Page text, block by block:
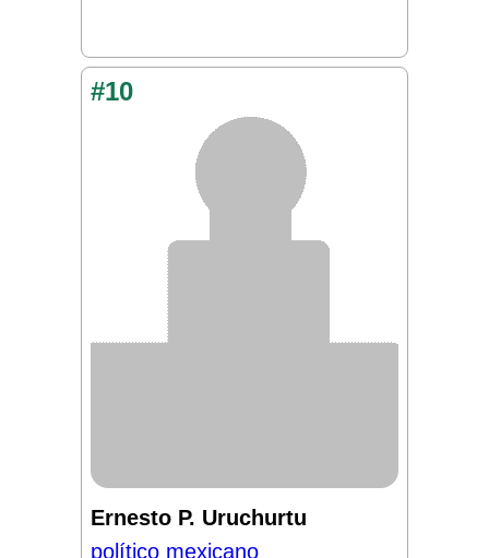
#10
Ernesto P. Uruchurtu
político mexicano